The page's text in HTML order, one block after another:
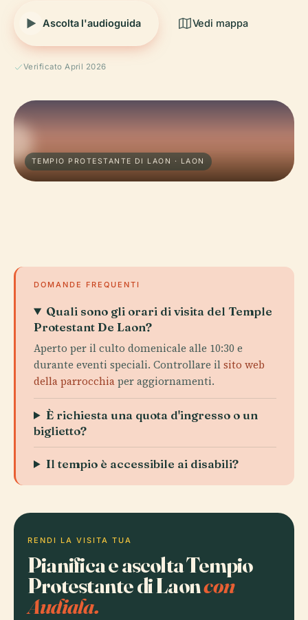
Ascolta l'audioguida Vedi mappa
Verificato April 2026
TEMPIO PROTESTANTE DI LAON · LAON
DOMANDE FREQUENTI
Quali sono gli orari di visita del Temple
Protestant De Laon?
Aperto per il culto domenicale alle 10:30 e
durante eventi speciali. Controllare ilsito web
della parrocchiaper aggiornamenti.
È richiesta una quota d'ingresso o un
biglietto?
Il tempio è accessibile ai disabili?
RENDI LA VISITA TUA
Pianifica e ascolta Tempio
Protestante di Laoncon
Audiala.